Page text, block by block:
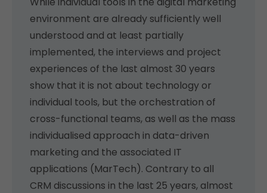
environment are already sufficiently well
understood and at least partially
implemented, the interviews and project
experiences of the last almost 30 years
show that it is not about technology or
individual tools, but the orchestration of
cross-functional teams, as well as the mass
individualised approach in data-driven
marketing and the associated IT
applications (MarTech). Contrary to all
CRM discussions in the last 25 years, almost